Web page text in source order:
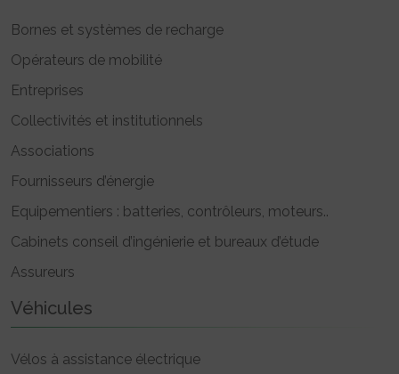
Bornes et systèmes de recharge
Opérateurs de mobilité
Entreprises
Collectivités et institutionnels
Associations
Fournisseurs d’énergie
Equipementiers : batteries, contrôleurs, moteurs..
Cabinets conseil d’ingénierie et bureaux d’étude
Assureurs
Véhicules
Vélos à assistance électrique